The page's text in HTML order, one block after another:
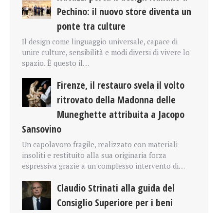
Pechino: il nuovo store diventa un
ponte tra culture
Il design come linguaggio universale, capace di
unire culture, sensibilità e modi diversi di vivere lo
spazio. È questo il…
Firenze, il restauro svela il volto
ritrovato della Madonna delle
Muneghette attribuita a Jacopo
Sansovino
Un capolavoro fragile, realizzato con materiali
insoliti e restituito alla sua originaria forza
espressiva grazie a un complesso intervento di…
Claudio Strinati alla guida del
Consiglio Superiore per i beni